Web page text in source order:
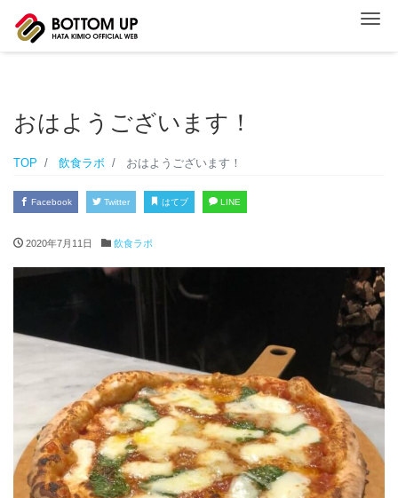
ナ
おはようございます！
TOP 飲食ラボ おはようございます！
Facebook Twitter はてブ LINE
2020年7月11日 飲食ラボ